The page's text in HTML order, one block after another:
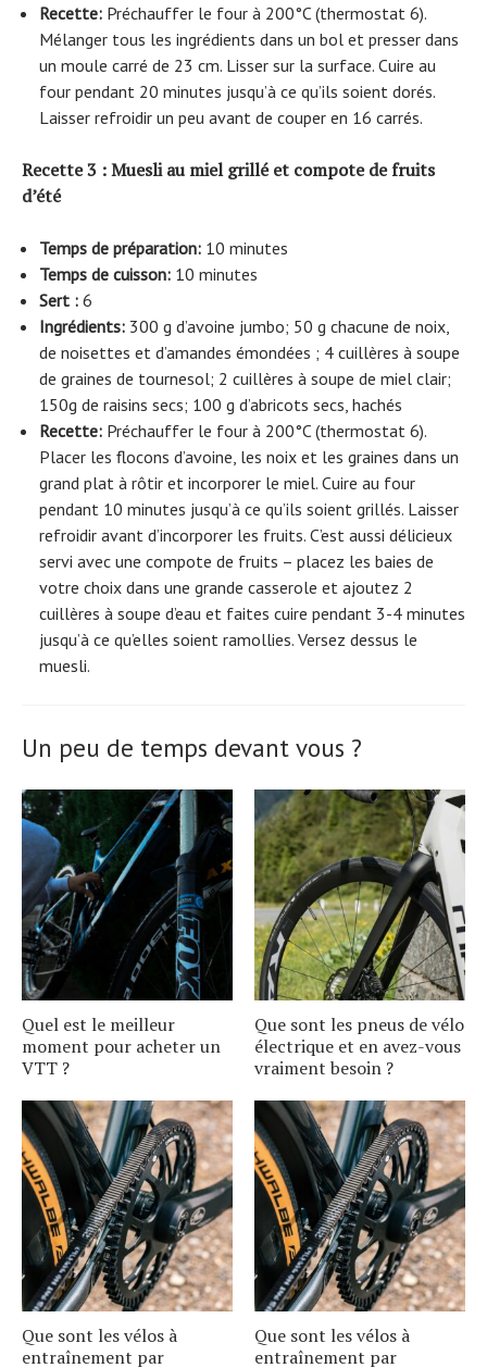
Recette: Préchauffer le four à 200°C (thermostat 6).
Mélanger tous les ingrédients dans un bol et presser dans
un moule carré de 23 cm. Lisser sur la surface. Cuire au
four pendant 20 minutes jusqu’à ce qu’ils soient dorés.
Laisser refroidir un peu avant de couper en 16 carrés.
Recette 3 : Muesli au miel grillé et compote de fruits
d’été
Temps de préparation: 10 minutes
Temps de cuisson: 10 minutes
Sert : 6
Ingrédients: 300 g d’avoine jumbo; 50 g chacune de noix,
de noisettes et d’amandes émondées ; 4 cuillères à soupe
de graines de tournesol; 2 cuillères à soupe de miel clair;
150g de raisins secs; 100 g d’abricots secs, hachés
Recette: Préchauffer le four à 200°C (thermostat 6).
Placer les flocons d’avoine, les noix et les graines dans un
grand plat à rôtir et incorporer le miel. Cuire au four
pendant 10 minutes jusqu’à ce qu’ils soient grillés. Laisser
refroidir avant d’incorporer les fruits. C’est aussi délicieux
servi avec une compote de fruits – placez les baies de
votre choix dans une grande casserole et ajoutez 2
cuillères à soupe d’eau et faites cuire pendant 3-4 minutes
jusqu’à ce qu’elles soient ramollies. Versez dessus le
muesli.
Un peu de temps devant vous ?
Quel est le meilleur
moment pour acheter un
VTT ?
Que sont les pneus de vélo
électrique et en avez-vous
vraiment besoin ?
Que sont les vélos à
entraînement par
Que sont les vélos à
entraînement par